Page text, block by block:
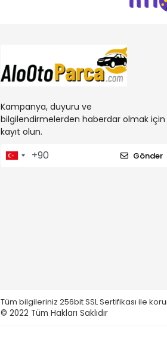
Kampanya, duyuru ve
bilgilendirmelerden haberdar olmak için
kayıt olun.
Gönder
Tüm bilgileriniz 256bit SSL Sertifikası ile
© 2022 Tüm Hakları Saklıdır